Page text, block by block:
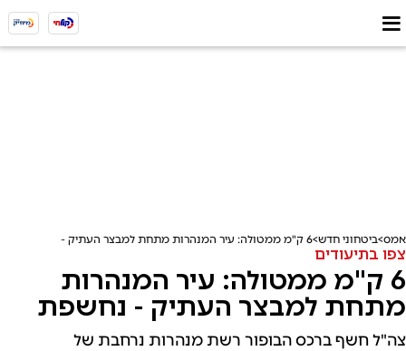
אמס ביטחוני חדש 6 ק"מ ממטולה: עיר המנהרות מתחת למבצר העתיק - נחשפת
צפו בתיעודים
6 ק"מ ממטולה: עיר המנהרות
מתחת למבצר העתיק - נחשפת
צה"ל חשף ברכס הבופור רשת מנהרות נרחבת של